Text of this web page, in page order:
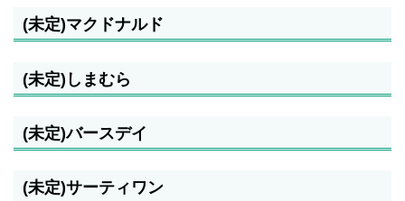
(未定)マクドナルド
(未定)しまむら
(未定)バースデイ
(未定)サーティワン